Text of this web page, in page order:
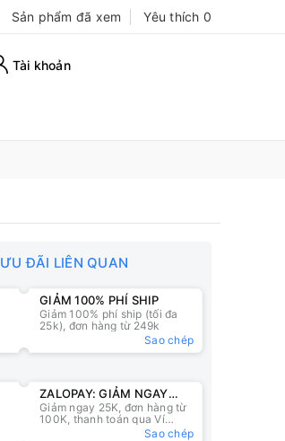
Sản phẩm đã xem Yêu thích 0
Tài khoản
ƯU ĐÃI LIÊN QUAN
GIẢM 100% PHÍ SHIP
Giảm 100% phí ship (tối đa
25k), đơn hàng từ 249k
Sao chép
ZALOPAY: GIẢM NGAY
25K
Giảm ngay 25K, đơn hàng từ
100K, thanh toán qua Ví
Sao chép